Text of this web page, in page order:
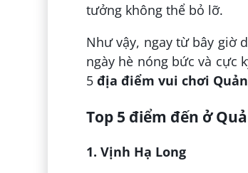
tưởng không thể bỏ lỡ.
Như vậy, ngay từ bây giờ
ngày hè nóng bức và cực
5 địa điểm vui chơi
Top 5 điểm đến ở
1. Vịnh Hạ Long